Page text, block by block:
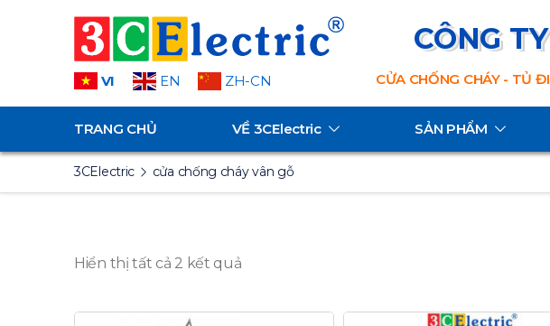
VI EN ZH-CN
CÔNG
CỬA CHỐNG CHÁY - TỦ
TRANG CHỦ VỀ 3CElectric SẢN PHẨM
3CElectric cửa chống cháy vân gỗ
Hiển thị tất cả 2 kết quả